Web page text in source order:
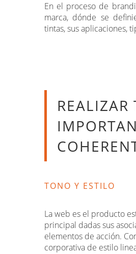
En el proceso de
marca, dónde se
tintas, sus aplicaciones,
REALIZAR
TONO Y ESTILO
La web es el producto
principal dadas sus
elementos de acción.
corporativa de estilo